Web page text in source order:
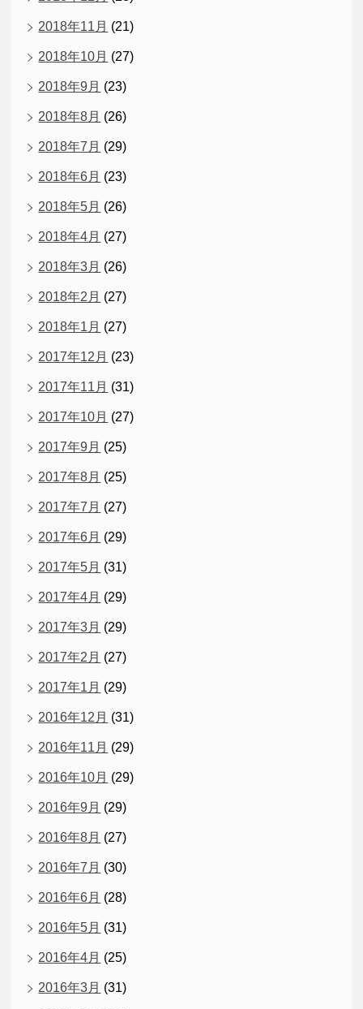
2018年11月 (21)
2018年10月 (27)
2018年9月 (23)
2018年8月 (26)
2018年7月 (29)
2018年6月 (23)
2018年5月 (26)
2018年4月 (27)
2018年3月 (26)
2018年2月 (27)
2018年1月 (27)
2017年12月 (23)
2017年11月 (31)
2017年10月 (27)
2017年9月 (25)
2017年8月 (25)
2017年7月 (27)
2017年6月 (29)
2017年5月 (31)
2017年4月 (29)
2017年3月 (29)
2017年2月 (27)
2017年1月 (29)
2016年12月 (31)
2016年11月 (29)
2016年10月 (29)
2016年9月 (29)
2016年8月 (27)
2016年7月 (30)
2016年6月 (28)
2016年5月 (31)
2016年4月 (25)
2016年3月 (31)